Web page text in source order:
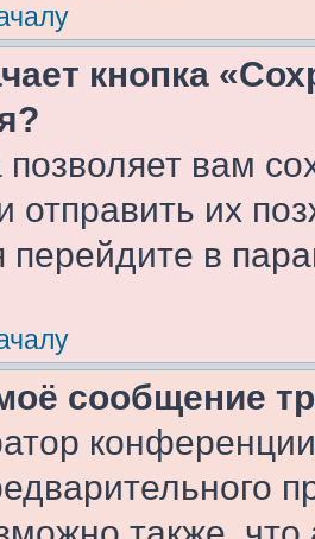
кнопка
позволяет вам
отправить их
в
сообщение